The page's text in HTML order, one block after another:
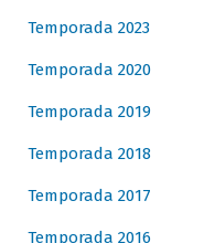
Temporada 2023
Temporada 2020
Temporada 2019
Temporada 2018
Temporada 2017
Temporada 2016